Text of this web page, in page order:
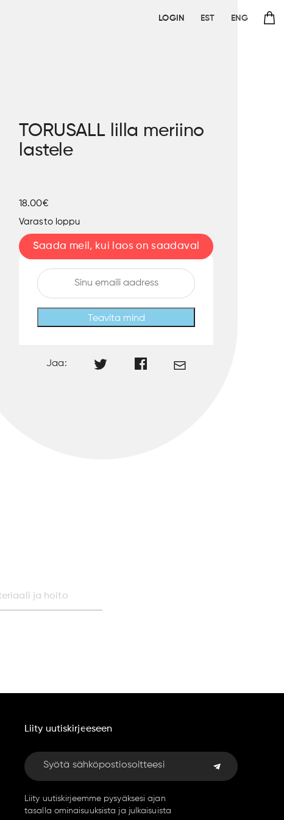
LOGIN EST ENG
TORUSALL lilla meriino
lastele
18.00€
Varasto loppu
Saada meil, kui laos on saadaval
Teavita mind
Jaa:
ja hoito
Liity uutiskirjeeseen
Liity uutiskirjeemme pysyäksesi ajan
tasalla ominaisuuksista ja julkaisuista